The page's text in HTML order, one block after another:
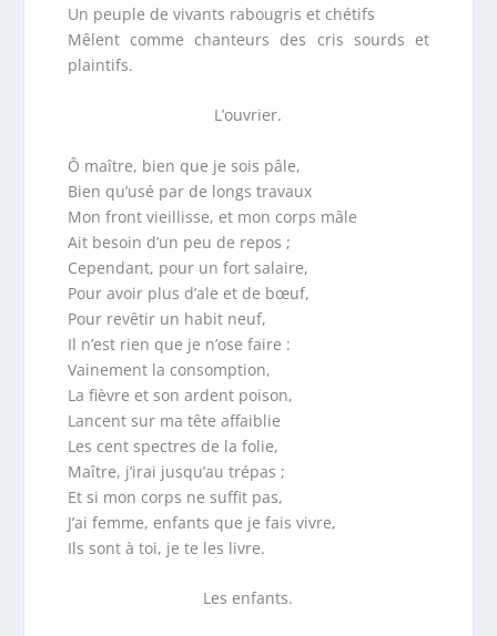
Un peuple de vivants rabougris et chétifs
Mêlent comme chanteurs des cris sourds et
plaintifs.
L’ouvrier.
Ô maître, bien que je sois pâle,
Bien qu’usé par de longs travaux
Mon front vieillisse, et mon corps mâle
Ait besoin d’un peu de repos ;
Cependant, pour un fort salaire,
Pour avoir plus d’ale et de bœuf,
Pour revêtir un habit neuf,
Il n’est rien que je n’ose faire :
Vainement la consomption,
La fièvre et son ardent poison,
Lancent sur ma tête affaiblie
Les cent spectres de la folie,
Maître, j’irai jusqu’au trépas ;
Et si mon corps ne suffit pas,
J’ai femme, enfants que je fais vivre,
Ils sont à toi, je te les livre.
Les enfants.